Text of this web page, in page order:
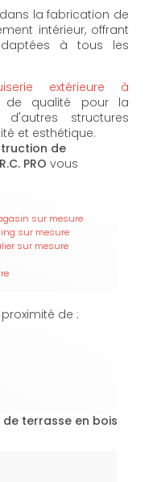
la fabrication de
intérieur, offrant
à tous les
extérieure à
de qualité pour la
structures
et esthétique.
de
PRO vous
sur mesure
sur mesure
sur mesure
proximité de :
terrasse en bois